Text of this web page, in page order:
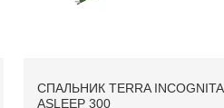
СПАЛЬНИК TERRA INCOGNITA
ASLEEP 300